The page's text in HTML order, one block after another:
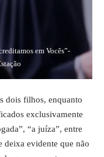
em Vocês”-
dois filhos, enquanto
exclusivamente
“a juíza”, entre
deixa evidente que não